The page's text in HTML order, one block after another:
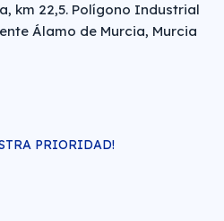
km 22,5. Polígono Industrial
Álamo de Murcia, Murcia
PRIORIDAD!